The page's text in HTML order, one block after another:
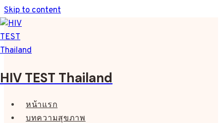
Skip to content
HIV TEST Thailand
หน้าแรก
บทความสุขภาพ